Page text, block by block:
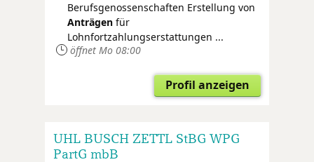
Berufsgenossenschaften Erstellung von
Anträgen für
Lohnfortzahlungserstattungen ...
öffnet Mo 08:00
Profil anzeigen
UHL BUSCH ZETTL StBG WPG
PartG mbB